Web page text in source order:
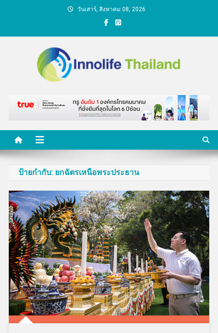
วันเสาร์, สิงหาคม 08, 2026
คนกับความคิด ชีวิตกับ
นวัตกรรม
ป้ายกำกับ: ยกฉัตรเหนือพระประธาน